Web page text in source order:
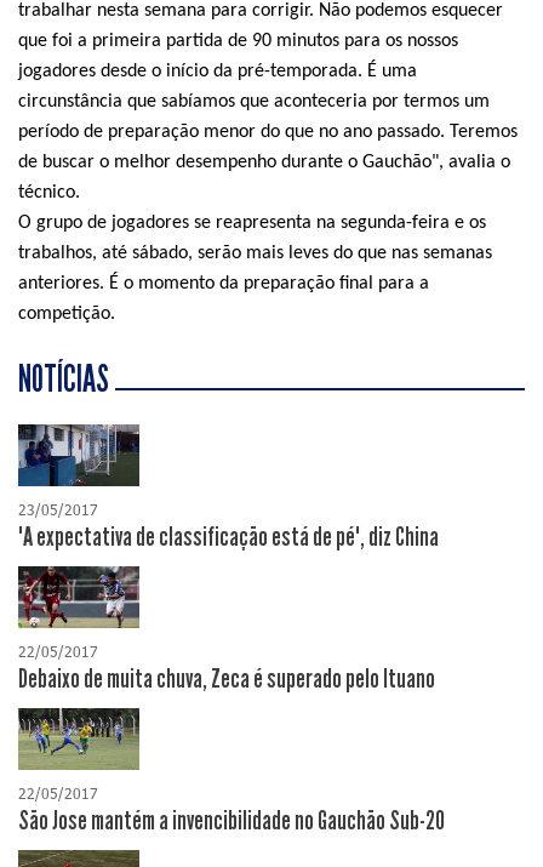
trabalhar nesta semana para corrigir. Não podemos esquecer
que foi a primeira partida de 90 minutos para os nossos
jogadores desde o início da pré-temporada. É uma
circunstância que sabíamos que aconteceria por termos um
período de preparação menor do que no ano passado. Teremos
de buscar o melhor desempenho durante o Gauchão", avalia o
técnico.
O grupo de jogadores se reapresenta na segunda-feira e os
trabalhos, até sábado, serão mais leves do que nas semanas
anteriores. É o momento da preparação final para a
competição.
NOTÍCIAS
23/05/2017
"A expectativa de classificação está de pé", diz China
22/05/2017
Debaixo de muita chuva, Zeca é superado pelo Ituano
22/05/2017
São Jose mantém a invencibilidade no Gauchão Sub-20